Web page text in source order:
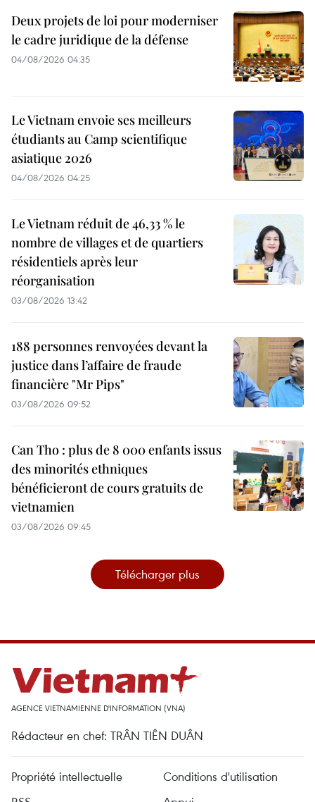
Deux projets de loi pour moderniser
le cadre juridique de la défense
04/08/2026 04:35
Le Vietnam envoie ses meilleurs
étudiants au Camp scientifique
asiatique 2026
04/08/2026 04:25
Le Vietnam réduit de 46,33 % le
nombre de villages et de quartiers
résidentiels après leur
réorganisation
03/08/2026 13:42
188 personnes renvoyées devant la
justice dans l’affaire de fraude
financière "Mr Pips"
03/08/2026 09:52
Can Tho : plus de 8 000 enfants issus
des minorités ethniques
bénéficieront de cours gratuits de
vietnamien
03/08/2026 09:45
Télécharger plus
AGENCE VIETNAMIENNE D'INFORMATION (VNA)
Rédacteur en chef: TRÂN TIÊN DUÂN
Propriété intellectuelle
Conditions d'utilisation